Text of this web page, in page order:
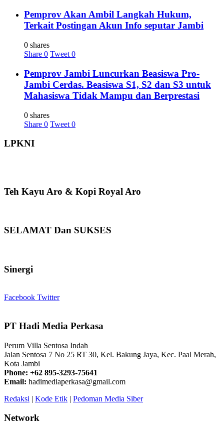
Pemprov Akan Ambil Langkah Hukum,
Terkait Postingan Akun Info seputar Jambi
0 shares
Share 0 Tweet 0
Pemprov Jambi Luncurkan Beasiswa Pro-
Jambi Cerdas. Beasiswa S1, S2 dan S3 untuk
Mahasiswa Tidak Mampu dan Berprestasi
0 shares
Share 0 Tweet 0
LPKNI
Teh Kayu Aro & Kopi Royal Aro
SELAMAT Dan SUKSES
Sinergi
Facebook Twitter
PT Hadi Media Perkasa
Perum Villa Sentosa Indah
Jalan Sentosa 7 No 25 RT 30, Kel. Bakung Jaya, Kec. Paal Merah,
Kota Jambi
Phone: +62 895-3293-75641
Email: hadimediaperkasa@gmail.com
Redaksi | Kode Etik | Pedoman Media Siber
Network